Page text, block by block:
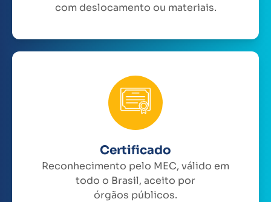
com deslocamento ou materiais.
Certificado
Reconhecimento pelo MEC, válido em
todo o Brasil, aceito por
órgãos públicos.